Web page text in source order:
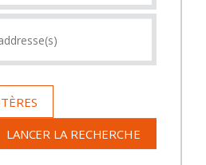
LANCER LA RECHERCHE